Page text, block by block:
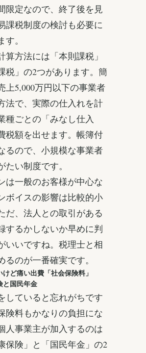
限定なので、終了後を見
課税制度の検討も必要に
。
算方法には「本則課税」
税」の2つがあります。簡
上5,000万円以下の事業者
法で、実際の仕入れを計
種ごとの「みなし仕入
税額を出せます。帳簿付
るので、小規模な事業者
たい制度です。
は一般のお客様が中心な
ボイスの影響は比較的小
だ、法人との取引がある
するかしないか早めに判
いいですね。税理士と相
るのが一番確実です。
ど痛い出費「社会保険料」
と国民年金
していると忘れがちです
険料もかなりの負担にな
人事業主が加入するのは
保険」と「国民年金」の2